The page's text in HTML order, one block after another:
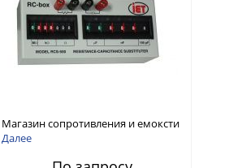
Магазин сопротивления и емоксти
Далее